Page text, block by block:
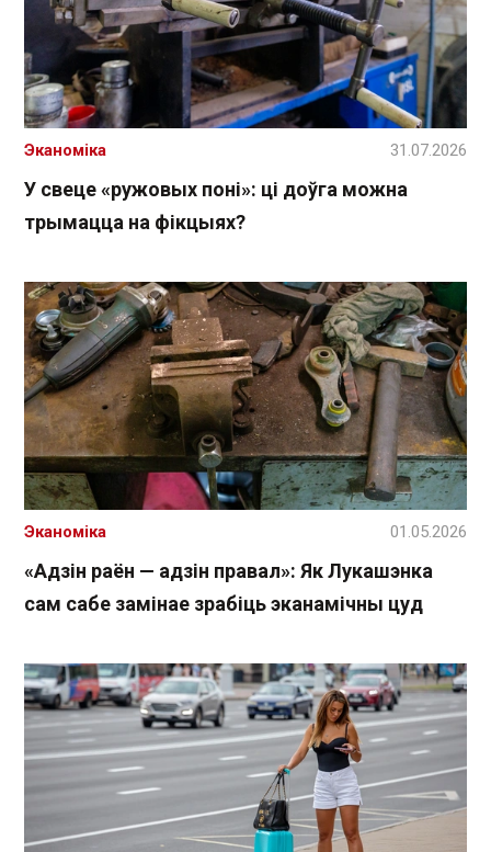
У свеце «ружовых поні»: ці доўга можна
трымацца на фікцыях?
Эканоміка 31.07.2026
«Адзін раён — адзін правал»: Як Лукашэнка
сам сабе замінае зрабіць эканамічны цуд
Эканоміка 01.05.2026